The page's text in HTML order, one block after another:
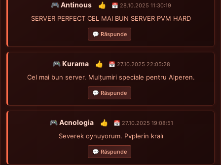
🎮 Antinous 👍 📅 28.10.2025 11:30:19
SERVER PERFECT CEL MAI BUN SERVER PVM HARD
💬 Răspunde
🎮 Kurama 👍 📅 27.10.2025 22:05:28
Cel mai bun server. Mulțumiri speciale pentru Alperen.
💬 Răspunde
🎮 Acnologia 👍 📅 27.10.2025 19:08:51
Severek oynuyorum. Pvplerin kralı
💬 Răspunde